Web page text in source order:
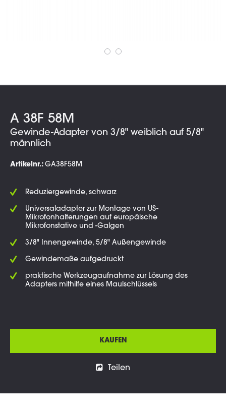
A 38F 58M
Gewinde-Adapter von 3/8" weiblich auf 5/8"
männlich
Artikelnr.: GA38F58M
Reduziergewinde, schwarz
Universaladapter zur Montage von US-
Mikrofonhalterungen auf europäische
Mikrofonstative und -Galgen
3/8" Innengewinde, 5/8" Außengewinde
Gewindemaße aufgedruckt
praktische Werkzeugaufnahme zur Lösung des
Adapters mithilfe eines Maulschlüssels
KAUFEN
Teilen